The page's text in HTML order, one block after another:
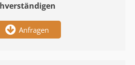
Anfragen